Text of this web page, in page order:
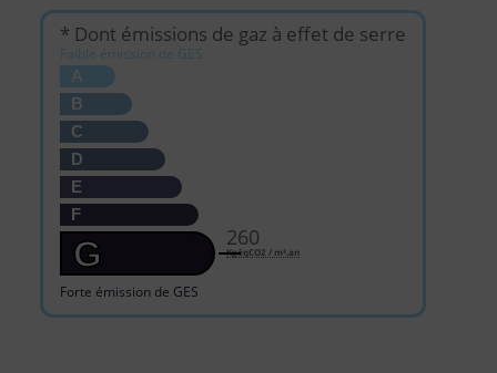
* Dont émissions de gaz à effet de serre
Faible émission de GES
A
B
C
D
E
F
G
Forte émission de GES
260
KgéqCO2 / m².an